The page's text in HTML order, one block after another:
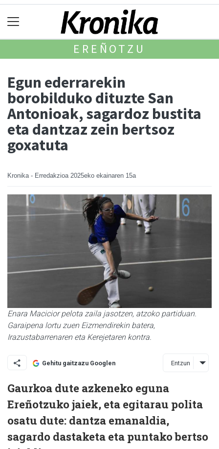
EREÑOTZU
Egun ederrarekin
borobilduko dituzte San
Antonioak, sagardoz bustita
eta dantzaz zein bertsoz
goxatuta
Kronika - Erredakzioa 2025eko ekainaren 15a
Enara Macicior pelota zaila jasotzen, atzoko partiduan.
Garaipena lortu zuen Eizmendirekin batera,
Irazustabarrenaren eta Kerejetaren kontra.
Gehitu gaitzazu Googlen Entzun
Gaurkoa dute azkeneko eguna
Ereñotzuko jaiek, eta egitarau polita
osatu dute: dantza emanaldia,
sagardo dastaketa eta puntako bertso